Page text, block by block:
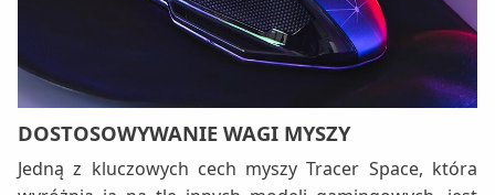
DOSTOSOWYWANIE WAGI MYSZY
Jedną z kluczowych cech myszy Tracer Space, która